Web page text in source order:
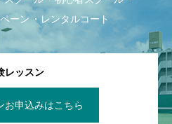
ーン レンタルコート
レッスン
お申込みはこちら